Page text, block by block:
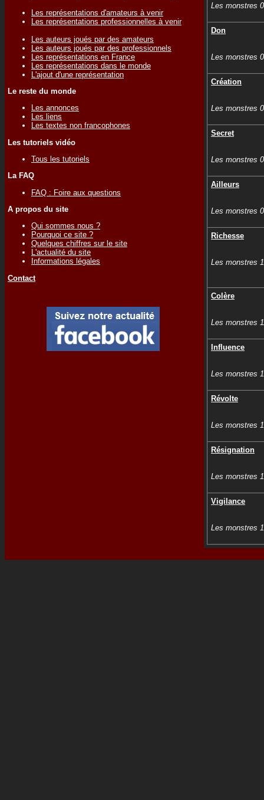
Les représentations d'amateurs à venir
Les représentations professionnelles à venir
Les auteurs joués par des amateurs
Les auteurs joués par des professionnels
Les représentations en France
Les représentations dans le monde
L'ajout d'une représentation
Le reste du monde
Les annonces
Les liens
Les textes non francophones
Les tutoriels vidéo
Tous les tutoriels
La FAQ
FAQ : Foire aux questions
A propos du site
Qui sommes nous ?
Pourquoi ce site ?
Quelques chiffres sur le site
L'actualité du site
Informations légales
Contact
Les monstres
Don
Les monstres
Création
Les monstres
Secret
Les monstres
Ailleurs
Les monstres
Richesse
Les monstres
Colère
Les monstres
Influence
Les monstres
Révolte
Les monstres
Résignation
Les monstres
Vigilance
Les monstres